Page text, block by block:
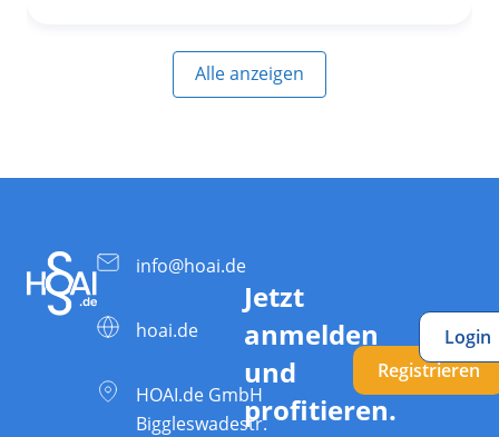
Alle anzeigen
info@hoai.de
hoai.de
HOAI.de GmbH
Biggleswadestr.
Jetzt
anmelden
und
profitieren.
Registrieren
Login